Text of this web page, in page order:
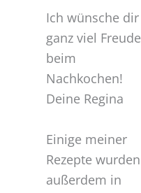
Einige meiner
Rezepte wurden
außerdem in
Ich wünsche dir
ganz viel Freude
beim
Nachkochen!
Deine Regina